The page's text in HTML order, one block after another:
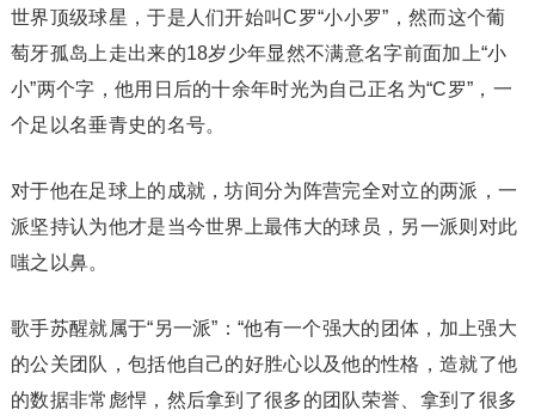
世界顶级球星，于是人们开始叫C罗“小小罗”，然而这个葡
萄牙孤岛上走出来的18岁少年显然不满意名字前面加上“小
小”两个字，他用日后的十余年时光为自己正名为“C罗”，一
个足以名垂青史的名号。
对于他在足球上的成就，坊间分为阵营完全对立的两派，一
派坚持认为他才是当今世界上最伟大的球员，另一派则对此
嗤之以鼻。
歌手苏醒就属于“另一派”：“他有一个强大的团体，加上强大
的公关团队，包括他自己的好胜心以及他的性格，造就了他
的数据非常彪悍，然后拿到了很多的团队荣誉、拿到了很多